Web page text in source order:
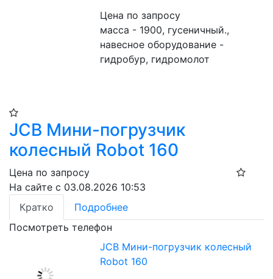
Цена по запросу
масса - 1900, гусеничный.,
навесное оборудование -
гидробур, гидромолот
JCB Мини-погрузчик
колесный Robot 160
Цена по запросу
На сайте с 03.08.2026 10:53
Кратко
Подробнее
Посмотреть телефон
JCB Мини-погрузчик колесный
Robot 160